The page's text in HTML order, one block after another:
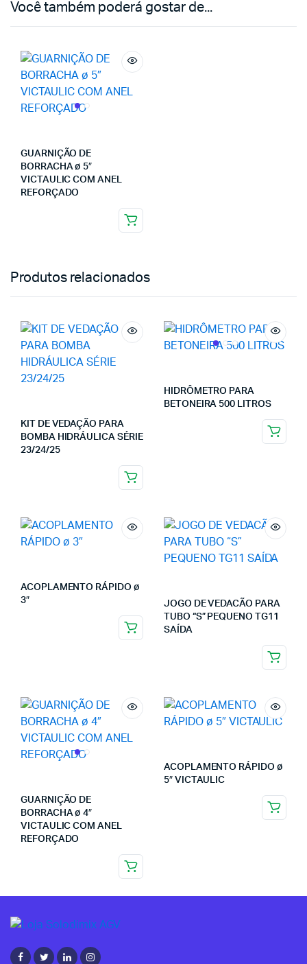
Você também poderá gostar de...
GUARNIÇÃO DE
BORRACHA ø 5″
VICTAULIC COM ANEL
REFORÇADO
Produtos relacionados
KIT DE VEDAÇÃO PARA
BOMBA HIDRÁULICA SÉRIE
23/24/25
HIDRÔMETRO PARA
BETONEIRA 500 LITROS
ACOPLAMENTO RÁPIDO ø
3″
JOGO DE VEDACÃO PARA
TUBO “S” PEQUENO TG11
SAÍDA
GUARNIÇÃO DE
BORRACHA ø 4″
VICTAULIC COM ANEL
REFORÇADO
ACOPLAMENTO RÁPIDO ø
5″ VICTAULIC